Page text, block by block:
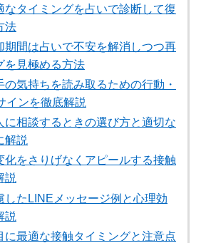
なタイミングを占いで診断して復
法
期間は占いで不安を解消しつつ再
を見極める方法
気持ちを読み取るための行動・
インを徹底解説
に相談するときの選び方と適切な
解説
化をさりげなくアピールする接触
説
したLINEメッセージ例と心理効
説
に最適な接触タイミングと注意点